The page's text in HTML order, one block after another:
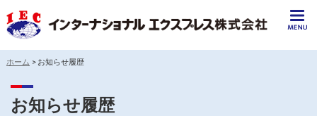
ホーム > お知らせ履歴
お知らせ履歴